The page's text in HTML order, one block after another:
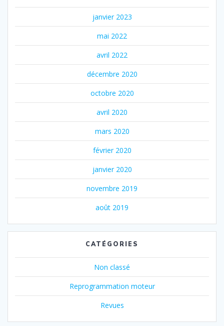
janvier 2023
mai 2022
avril 2022
décembre 2020
octobre 2020
avril 2020
mars 2020
février 2020
janvier 2020
novembre 2019
août 2019
CATÉGORIES
Non classé
Reprogrammation moteur
Revues